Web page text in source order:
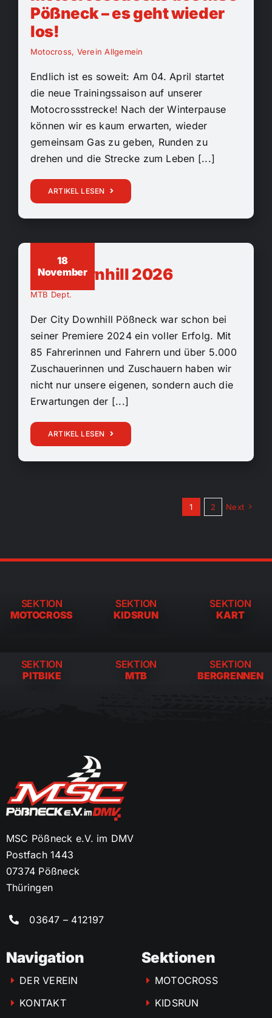
Pößneck – es geht wieder
los!
Motocross, Verein Allgemein
Endlich ist es soweit: Am 04. April startet
die neue Trainingssaison auf unserer
Motocrossstrecke! Nach der Winterpause
können wir es kaum erwarten, wieder
gemeinsam Gas zu geben, Runden zu
drehen und die Strecke zum Leben [...]
ARTIKEL LESEN
18
November
Citydownhill 2026
MTB Dept.
Der City Downhill Pößneck war schon bei
seiner Premiere 2024 ein voller Erfolg. Mit
85 Fahrerinnen und Fahrern und über 5.000
Zuschauerinnen und Zuschauern haben wir
nicht nur unsere eigenen, sondern auch die
Erwartungen der [...]
ARTIKEL LESEN
1 2 Next
SEKTION
MOTOCROSS
SEKTION
KIDSRUN
SEKTION
KART
SEKTION
PITBIKE
SEKTION
MTB
SEKTION
BERGRENNEN
MSC Pößneck e.V. im DMV
Postfach 1443
07374 Pößneck
Thüringen
03647 – 412197
Navigation
DER VEREIN
KONTAKT
Sektionen
MOTOCROSS
KIDSRUN